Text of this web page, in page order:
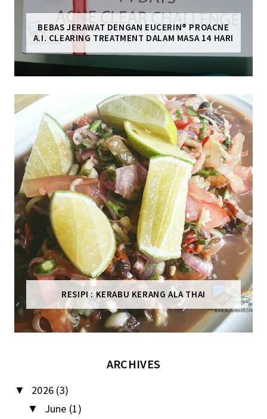
BEBAS JERAWAT DENGAN EUCERIN® PROACNE
A.I. CLEARING TREATMENT DALAM MASA 14 HARI
RESIPI : KERABU KERANG ALA THAI
ARCHIVES
▼ 2026 (3)
▼ June (1)